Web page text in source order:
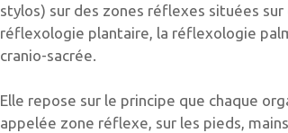
stylos) sur des zones réflexes situées
réflexologie plantaire, la réflexologie
cranio-sacrée.
Elle repose sur le principe que chaque
appelée zone réflexe, sur les pieds,